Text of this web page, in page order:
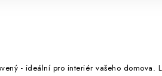
- ideální pro interiér vašeho domova.